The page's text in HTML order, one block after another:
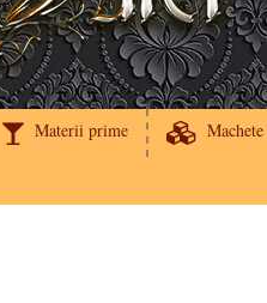
Materii prime Machete